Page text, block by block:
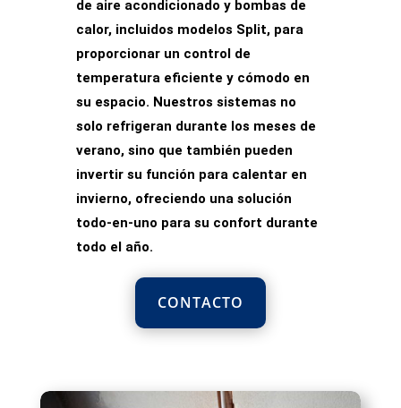
de aire acondicionado y bombas de
calor, incluidos modelos Split, para
proporcionar un control de
temperatura eficiente y cómodo en
su espacio. Nuestros sistemas no
solo refrigeran durante los meses de
verano, sino que también pueden
invertir su función para calentar en
invierno, ofreciendo una solución
todo-en-uno para su confort durante
todo el año.
CONTACTO